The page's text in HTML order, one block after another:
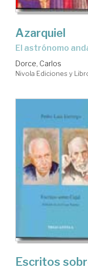
Azarquiel
el astrónomo
Dorce, Carlos
Nivola Ediciones y
Escritos